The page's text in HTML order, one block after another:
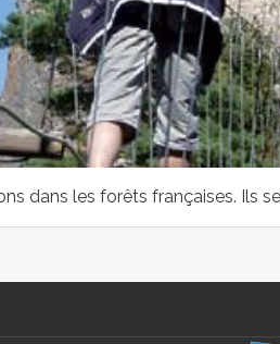
dans les forêts françaises. Ils